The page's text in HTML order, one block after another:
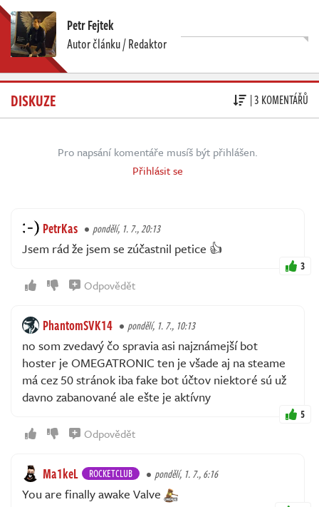
Petr Fejtek
Autor článku / Redaktor
DISKUZE | 3 KOMENTÁŘŮ
Pro napsání komentáře musíš být přihlášen.
Přihlásit se
PetrKas pondělí, 1. 7., 20:13
Jsem rád že jsem se zúčastnil petice 👍
3
Odpovědět
PhantomSVK14 pondělí, 1. 7., 10:13
no som zvedavý čo spravia asi najznámejší bot
hoster je OMEGATRONIC ten je všade aj na steame
má cez 50 stránok iba fake bot účtov niektoré sú už
davno zabanované ale ešte je aktívny
5
Odpovědět
Ma1keL ROCKETCLUB pondělí, 1. 7., 6:16
You are finally awake Valve